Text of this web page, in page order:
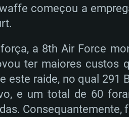
começou a
a 8th Air Force
ter maiores custos
este raide, no qual
e um total de 60